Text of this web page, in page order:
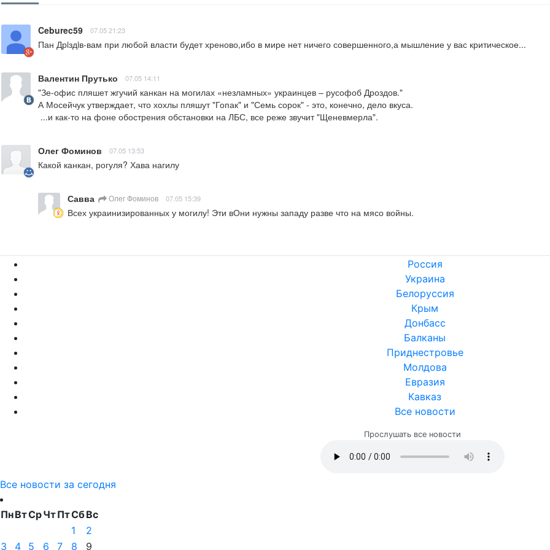
Ceburec59 07.05 21:23
Пан Дрiздiв-вам при любой власти будет хреново,ибо в мире нет ничего совершенного,а мышление у вас критическое...
Валентин Прутько 07.05 14:11
"Зе-офис пляшет жгучий канкан на могилах «незламных» украинцев – русофоб Дроздов."
А Мосейчук утверждает, что хохлы пляшут "Гопак" и "Семь сорок" - это, конечно, дело вкуса.
...и как-то на фоне обострения обстановки на ЛБС, все реже звучит "Щеневмерла".
Олег Фоминов 07.05 13:53
Какой канкан, рогуля? Хава нагилу
Савва Олег Фоминов 07.05 15:39
Всех украинизированных у могилу! Эти вОни нужны западу разве что на мясо войны.
Россия
Украина
Белоруссия
Крым
Донбасс
Балканы
Приднестровье
Молдова
Евразия
Кавказ
Все новости
Прослушать все новости
Все новости за сегодня
ПнВтСрЧтПтСбВс
1
2
3
4 5 6 7 8
9